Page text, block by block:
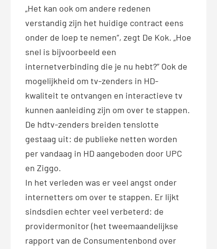
„Het kan ook om andere redenen
verstandig zijn het huidige contract eens
onder de loep te nemen”, zegt De Kok. „Hoe
snel is bijvoorbeeld een
internetverbinding die je nu hebt?” Ook de
mogelijkheid om tv-zenders in HD-
kwaliteit te ontvangen en interactieve tv
kunnen aanleiding zijn om over te stappen.
De hdtv-zenders breiden tenslotte
gestaag uit: de publieke netten worden
per vandaag in HD aangeboden door UPC
en Ziggo.
In het verleden was er veel angst onder
internetters om over te stappen. Er lijkt
sindsdien echter veel verbeterd: de
providermonitor (het tweemaandelijkse
rapport van de Consumentenbond over